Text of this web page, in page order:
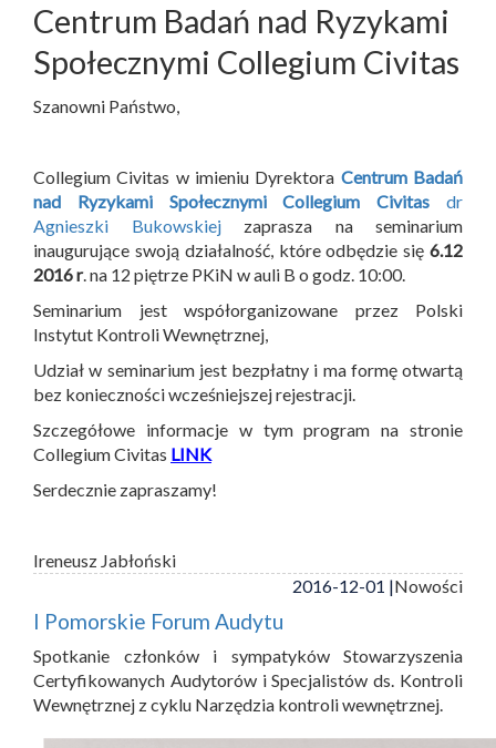
Centrum Badań nad Ryzykami
Społecznymi Collegium Civitas
Szanowni Państwo,
Collegium Civitas w imieniu Dyrektora Centrum Badań
nad Ryzykami Społecznymi Collegium Civitas
dr
Agnieszki Bukowskiejzaprasza na seminarium
inaugurujące swoją działalność, które odbędzie się 6.12
2016 r. na 12 piętrze PKiN w auli B o godz. 10:00.
Seminarium jest współorganizowane przez Polski
Instytut Kontroli Wewnętrznej,
Udział w seminarium jest bezpłatny i ma formę otwartą
bez konieczności wcześniejszej rejestracji.
Szczegółowe informacje w tym program na stronie
Collegium Civitas LINK
Serdecznie zapraszamy!
Ireneusz Jabłoński
2016-12-01 |Nowości
I Pomorskie Forum Audytu
Spotkanie członków i sympatyków Stowarzyszenia
Certyfikowanych Audytorów i Specjalistów ds. Kontroli
Wewnętrznej z cyklu Narzędzia kontroli wewnętrznej.